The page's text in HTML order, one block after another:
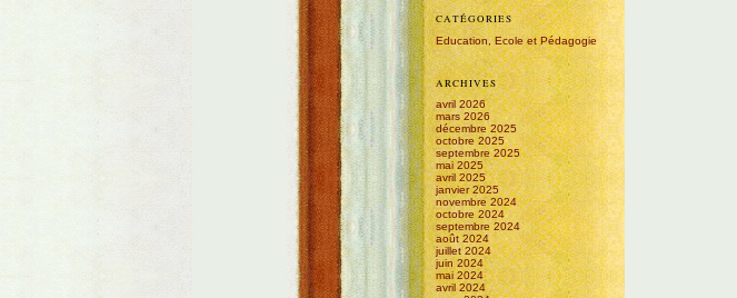
CATÉGORIES
Education, Ecole et Pédagogie
ARCHIVES
avril 2026
mars 2026
décembre 2025
octobre 2025
septembre 2025
mai 2025
avril 2025
janvier 2025
novembre 2024
octobre 2024
septembre 2024
août 2024
juillet 2024
juin 2024
mai 2024
avril 2024